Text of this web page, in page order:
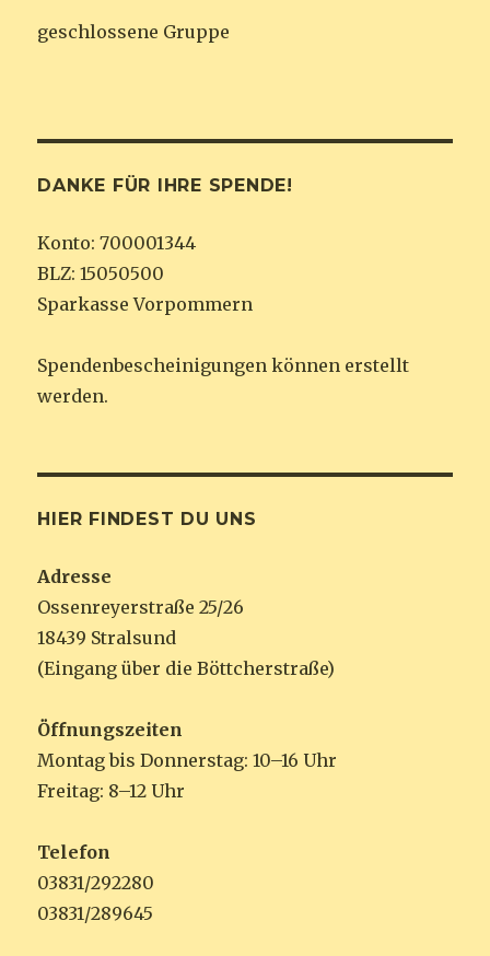
geschlossene Gruppe
DANKE FÜR IHRE SPENDE!
Konto: 700001344
BLZ: 15050500
Sparkasse Vorpommern
Spendenbescheinigungen können erstellt
werden.
HIER FINDEST DU UNS
Adresse
Ossenreyerstraße 25/26
18439 Stralsund
(Eingang über die Böttcherstraße)
Öffnungszeiten
Montag bis Donnerstag: 10–16 Uhr
Freitag: 8–12 Uhr
Telefon
03831/292280
03831/289645